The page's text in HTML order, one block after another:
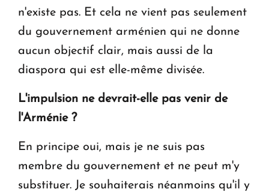
n'existe pas. Et cela ne vient pas seulement
du gouvernement arménien qui ne donne
aucun objectif clair, mais aussi de la
diaspora qui est elle-même divisée.
L'impulsion ne devrait-elle pas venir de
l'Arménie ?
En principe oui, mais je ne suis pas
membre du gouvernement et ne peut m'y
substituer. Je souhaiterais néanmoins qu'il y